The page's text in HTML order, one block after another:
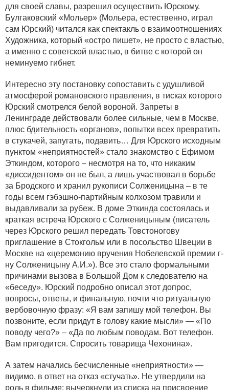
для своей славы, разрешил осуществить Юрскому.
Булгаковский «Мольер» (Мольера, естественно, играл
сам Юрский) читался как спектакль о взаимоотношениях
Художника, который «остро пишет», не просто с властью,
а именно с советской властью, в битве с которой он
неминуемо гибнет.
Интересно эту постановку сопоставить с удушливой
атмосферой романовского правления, в тисках которого
Юрский смотрелся белой вороной. Запреты в
Ленинграде действовали более сильные, чем в Москве,
плюс бдительность «органов», попытки всех превратить
в стукачей, запугать, подавить… Для Юрского исходным
пунктом «неприятностей» стало знакомство с Ефимом
Эткиндом, которого – несмотря на то, что никаким
«диссидентом» он не был, а лишь участвовал в борьбе
за Бродского и хранил рукописи Солженицына – в те
годы всем гэбэшно-партийным колхозом травили и
выдавливали за рубеж. В доме Эткинда состоялась и
краткая встреча Юрского с Солженицыным (писатель
через Юрского решил передать Товстоногову
приглашение в Стокгольм или в посольство Швеции в
Москве на «церемонию вручения Нобелевской премии г-
ну Солженицыну А.И.»). Все это стало формальными
причинами вызова в Большой Дом к следователю на
«беседу». Юрский подробно описал этот допрос,
вопросы, ответы, и финальную, почти что ритуальную
вербовочную фразу: «Я вам запишу мой телефон. Вы
позвоните, если придут в голову какие мысли» — «По
поводу чего?» – «Да по любым поводам. Вот телефон.
Вам пригодится. Спросить товарища Чехонина».
А затем начались бесчисленные «неприятности» —
видимо, в ответ на отказ «стучать». Не утвердили на
роль в фильме; вычеркнули из списка на присвоение